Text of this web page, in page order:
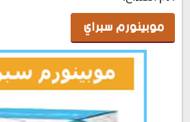
موبينورم سبراي